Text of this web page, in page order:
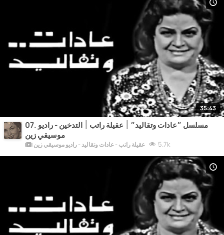
35:43
07. مسلسل ״عادات وتقاليد״ ׀ عقيلة راتب ׀ التدخين - راديو
موسيقي زين
عقيلة راتب - عادات وتقاليد - راديو موسيقي زين 5.7k